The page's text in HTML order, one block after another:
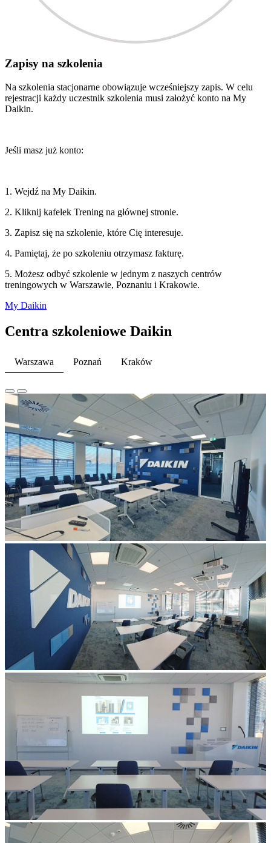
Zapisy na szkolenia
Na szkolenia stacjonarne obowiązuje wcześniejszy zapis. W celu
rejestracji każdy uczestnik szkolenia musi założyć konto na My
Daikin.
Jeśli masz już konto:
1. Wejdź na My Daikin.
2. Kliknij kafelek Trening na głównej stronie.
3. Zapisz się na szkolenie, które Cię interesuje.
4. Pamiętaj, że po szkoleniu otrzymasz fakturę.
5. Możesz odbyć szkolenie w jednym z naszych centrów
treningowych w Warszawie, Poznaniu i Krakowie.
My Daikin
Centra szkoleniowe Daikin
Warszawa Poznań Kraków